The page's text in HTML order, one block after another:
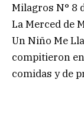
Milagros N° 8
La Merced de
Un Niño Me
compitieron
comidas y de